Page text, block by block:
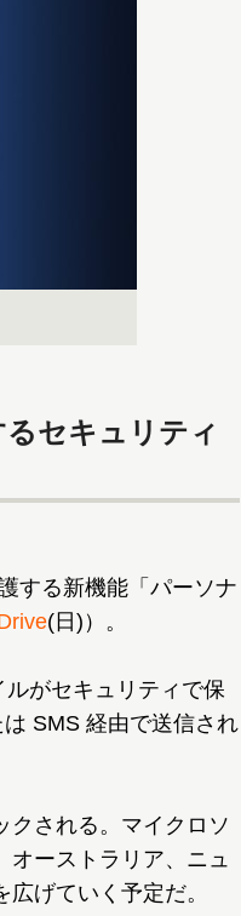
セキュリティ
する新機能「パーソナ
(日)）。
がセキュリティで保
SMS 経由で送信され
される。マイクロソ
オーストラリア、ニュ
げていく予定だ。